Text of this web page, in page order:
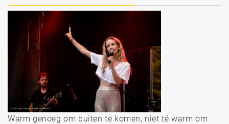
Warm genoeg om buiten te komen, niet té warm om